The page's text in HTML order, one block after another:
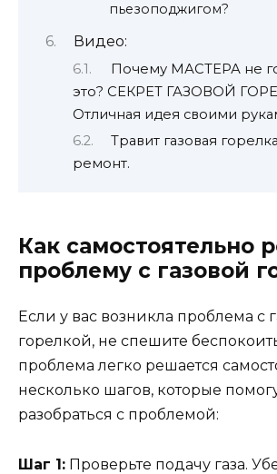
пьезоподжигом?
Видео:
Почему МАСТЕРА не
это? СЕКРЕТ ГАЗОВОЙ
Отличная идея своими
Травит газовая
ремонт.
Как самостоятельно
проблему с газовой
Если у вас возникла проблема с
горелкой, не спешите
проблема легко решается
несколько шагов, которые
разобраться с проблемой:
Шаг 1: Проверьте подачу газа.